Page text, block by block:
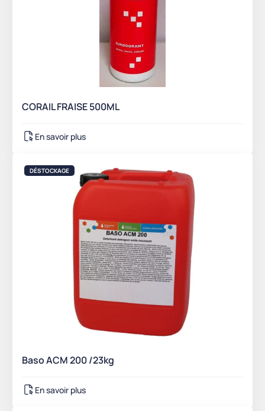
CORAIL FRAISE 500ML
En savoir plus
DÉSTOCKAGE
Baso ACM 200 /23kg
En savoir plus